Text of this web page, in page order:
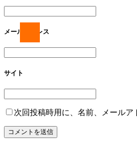
メールアドレス
サイト
次回投稿時用に、名前、メールア